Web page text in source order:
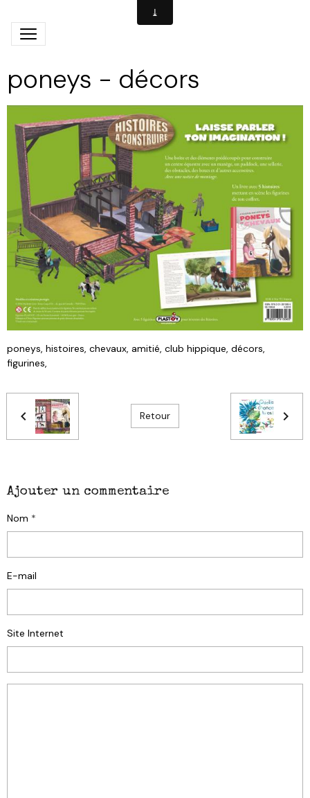
poneys - décors
poneys, histoires, chevaux, amitié, club hippique, décors,
figurines,
Retour
Ajouter un commentaire
Nom
E-mail
Site Internet